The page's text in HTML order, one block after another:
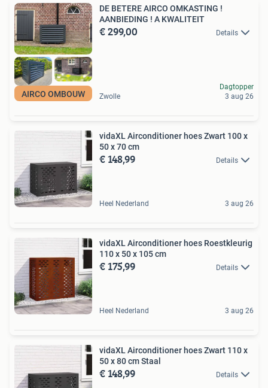
AIRCO OMBOUW
DE BETERE AIRCO OMKASTING !
AANBIEDING ! A KWALITEIT
€ 299,00 Details
Zwolle
Dagtopper
3 aug 26
vidaXL Airconditioner hoes Zwart 100 x
50 x 70 cm
€ 148,99 Details
Heel Nederland 3 aug 26
vidaXL Airconditioner hoes Roestkleurig
110 x 50 x 105 cm
€ 175,99 Details
Heel Nederland 3 aug 26
vidaXL Airconditioner hoes Zwart 110 x
50 x 80 cm Staal
€ 148,99 Details